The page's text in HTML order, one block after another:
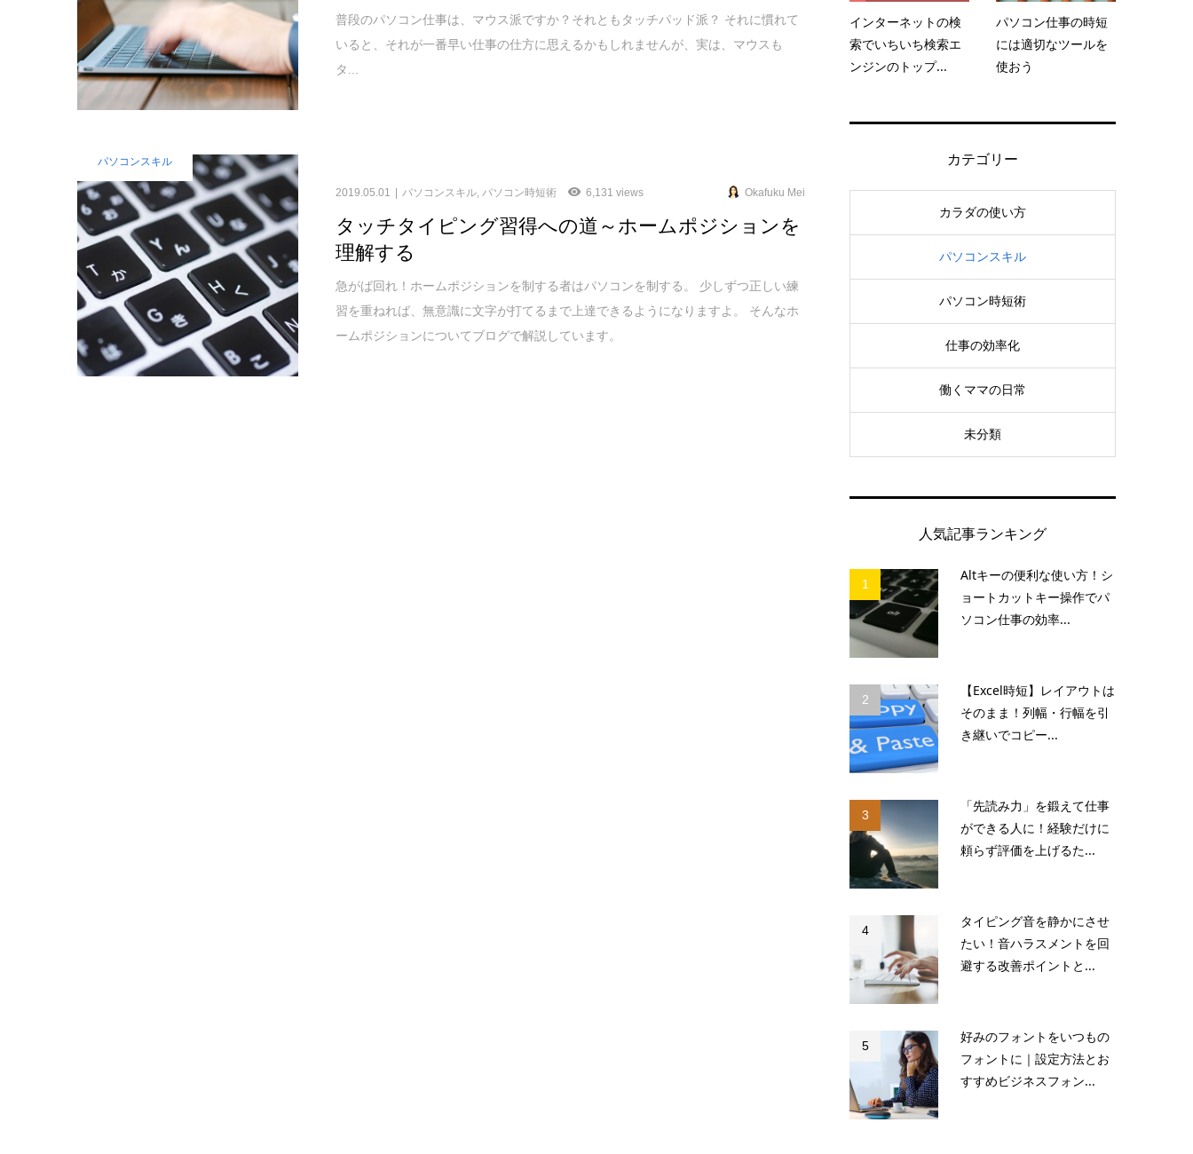
普段のパソコン仕事は、マウス派ですか？それともタッチパッド派？ それに慣れて
いると、それが一番早い仕事の仕方に思えるかもしれませんが、実は、マウスも
タ...
パソコンスキル
2019.05.01 パソコンスキル パソコン時短術 6,131 views Okafuku Mei
タッチタイピング習得への道～ホームポジションを
理解する
急がば回れ！ホームポジションを制する者はパソコンを制する。 少しずつ正しい練
習を重ねれば、無意識に文字が打てるまで上達できるようになりますよ。 そんなホ
ームポジションについてブログで解説しています。
インターネットの検
索でいちいち検索エ
ンジンのトップ...
パソコン仕事の時短
には適切なツールを
使おう
カテゴリー
カラダの使い方
パソコンスキル
パソコン時短術
仕事の効率化
働くママの日常
未分類
人気記事ランキング
1
Altキーの便利な使い方！シ
ョートカットキー操作でパ
ソコン仕事の効率...
2
【Excel時短】レイアウトは
そのまま！列幅・行幅を引
き継いでコピー...
3
「先読み力」を鍛えて仕事
ができる人に！経験だけに
頼らず評価を上げるた...
4
タイピング音を静かにさせ
たい！音ハラスメントを回
避する改善ポイントと...
5
好みのフォントをいつもの
フォントに｜設定方法とお
すすめビジネスフォン...